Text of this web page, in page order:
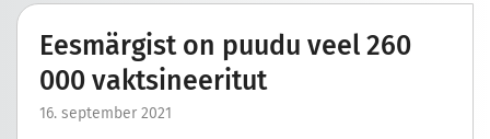
Eesmärgist on puudu veel 260
000 vaktsineeritut
16. september 2021